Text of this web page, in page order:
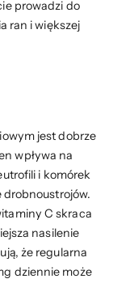
prowadzi do
ran i większej
jest dobrze
wpływa na
i komórek
drobnoustrojów.
C skraca
nasilenie
że regularna
dziennie może